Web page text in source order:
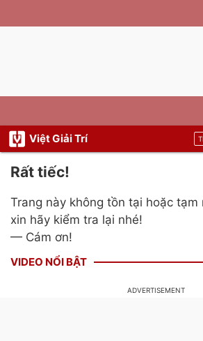
Việt Giải Trí
Rất tiếc!
Trang này không tồn tại hoặc
xin hãy kiểm tra lại nhé!
— Cám ơn!
VIDEO NỔI BẬT